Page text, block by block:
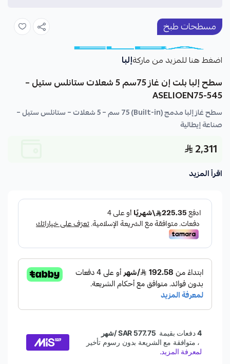
مسطحات طبخ
اضغط هنا للمزيد من ماركةإلبا
سطح إلبا بلت إن غاز 75سم 5 شعلات ستانلس ستيل –
ASELIOEN75-545
سطح غاز إلبا مدمج (Built-in) 75 سم – 5 شعلات – ستانلس ستيل –
صناعة إيطالية
2,311
اقرأ المزيد